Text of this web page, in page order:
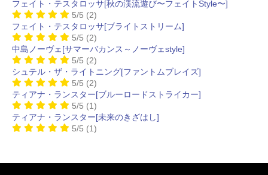
フェイト・テスタロッサ[秋の渓流遊び〜フェイトStyle〜]
5/5 (2)
フェイト・テスタロッサ[ブライトストリーム]
5/5 (2)
中島ノーヴェ[サマーバカンス～ノーヴェstyle]
5/5 (2)
シュテル・ザ・ライトニング[ファントムブレイズ]
5/5 (2)
ティアナ・ランスター[ブルーロードストライカー]
5/5 (1)
ティアナ・ランスター[未来のきざはし]
5/5 (1)